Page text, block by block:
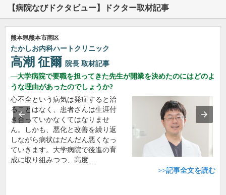
【病院なびドクタビュー】ドクター取材記事
熊本県熊本市南区
たかしお内科ハートクリニック
高潮 征爾 院長 取材記事
大学病院で要職を担ってきた先生が開業を決めたのにはどのよ
うな理由があったのでしょうか?
心不全という病気は発症すると治
ることはなく、患者さんは生涯付
き合っていかなくてはなりませ
ん。しかも、悪化と改善を繰り返
しながら病状はだんだん悪くなっ
ていきます。大学病院で後進の育
成に取り組みつつ、高度…
>>記事全文を読む